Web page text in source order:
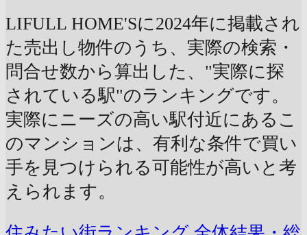
LIFULL HOME'Sに2024年に掲載され
た売出し物件のうち、実際の検索・
問合せ数から算出した、"実際に探
されている駅"のランキングです。
実際にニーズの高い駅付近にあるこ
のマンションは、有利な条件で買い
手を見つけられる可能性が高いと考
えられます。